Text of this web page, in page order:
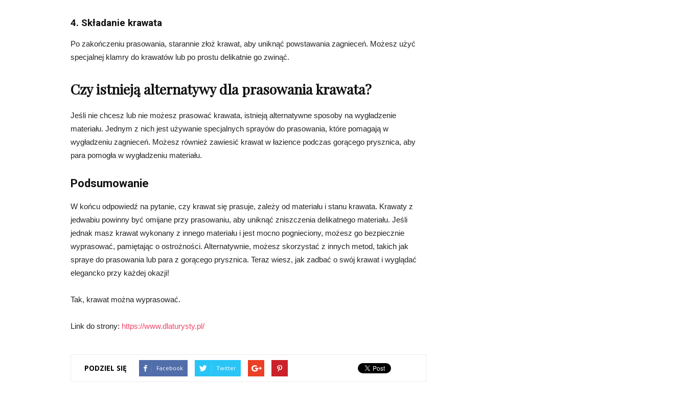
4. Składanie krawata
Po zakończeniu prasowania, starannie złoż krawat, aby uniknąć powstawania zagnieceń. Możesz użyć
specjalnej klamry do krawatów lub po prostu delikatnie go zwinąć.
Czy istnieją alternatywy dla prasowania krawata?
Jeśli nie chcesz lub nie możesz prasować krawata, istnieją alternatywne sposoby na wygładzenie
materiału. Jednym z nich jest używanie specjalnych sprayów do prasowania, które pomagają w
wygładzeniu zagnieceń. Możesz również zawiesić krawat w łazience podczas gorącego prysznica, aby
para pomogła w wygładzeniu materiału.
Podsumowanie
W końcu odpowiedź na pytanie, czy krawat się prasuje, zależy od materiału i stanu krawata. Krawaty z
jedwabiu powinny być omijane przy prasowaniu, aby uniknąć zniszczenia delikatnego materiału. Jeśli
jednak masz krawat wykonany z innego materiału i jest mocno pognieciony, możesz go bezpiecznie
wyprasować, pamiętając o ostrożności. Alternatywnie, możesz skorzystać z innych metod, takich jak
spraye do prasowania lub para z gorącego prysznica. Teraz wiesz, jak zadbać o swój krawat i wyglądać
elegancko przy każdej okazji!
Tak, krawat można wyprasować.
Link do strony: https://www.dlaturysty.pl/
PODZIEL SIĘ Facebook Twitter